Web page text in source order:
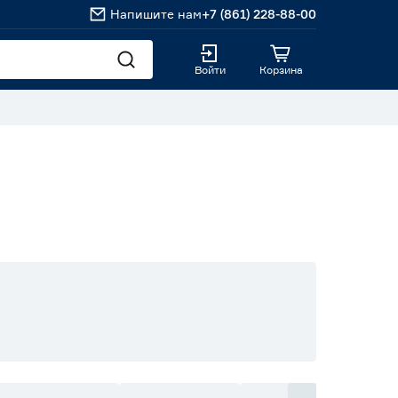
Напишите нам+7 (861) 228-88-00
Войти Корзина